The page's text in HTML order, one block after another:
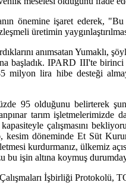
önemine işaret ederek,
üretimin
anımsatan
başladık. IPARD III'te
lira hibe desteği
95 olduğunu belirterek
tarım işletmelerimizde
çalışmasını
kesim döneminde Et Süt
kurdurmanız, ülkemiz
işin altına koymuş
İşbirliği Protokolü,